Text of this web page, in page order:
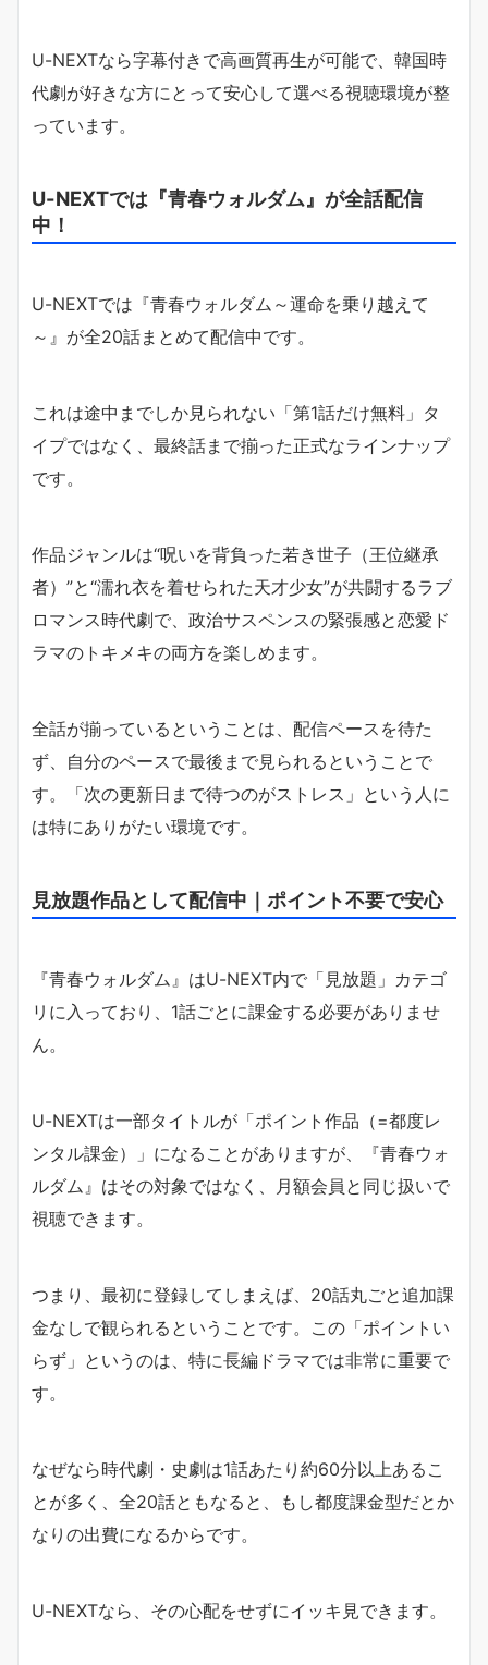
U-NEXTなら字幕付きで高画質再生が可能で、韓国時
代劇が好きな方にとって安心して選べる視聴環境が整
っています。
U-NEXTでは『青春ウォルダム』が全話配信
中！
U-NEXTでは『青春ウォルダム～運命を乗り越えて
～』が全20話まとめて配信中です。
これは途中までしか見られない「第1話だけ無料」タ
イプではなく、最終話まで揃った正式なラインナップ
です。
作品ジャンルは“呪いを背負った若き世子（王位継承
者）”と“濡れ衣を着せられた天才少女”が共闘するラブ
ロマンス時代劇で、政治サスペンスの緊張感と恋愛ド
ラマのトキメキの両方を楽しめます。
全話が揃っているということは、配信ペースを待た
ず、自分のペースで最後まで見られるということで
す。「次の更新日まで待つのがストレス」という人に
は特にありがたい環境です。
見放題作品として配信中｜ポイント不要で安心
『青春ウォルダム』はU-NEXT内で「見放題」カテゴ
リに入っており、1話ごとに課金する必要がありませ
ん。
U-NEXTは一部タイトルが「ポイント作品（=都度レ
ンタル課金）」になることがありますが、『青春ウォ
ルダム』はその対象ではなく、月額会員と同じ扱いで
視聴できます。
つまり、最初に登録してしまえば、20話丸ごと追加課
金なしで観られるということです。この「ポイントい
らず」というのは、特に長編ドラマでは非常に重要で
す。
なぜなら時代劇・史劇は1話あたり約60分以上あるこ
とが多く、全20話ともなると、もし都度課金型だとか
なりの出費になるからです。
U-NEXTなら、その心配をせずにイッキ見できます。